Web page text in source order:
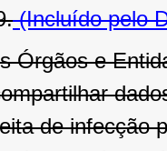
(Incluído pelo
Órgãos e
de infecção